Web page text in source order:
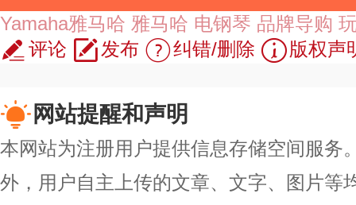
Yamaha雅马哈 雅马哈 电钢琴 品牌导购
评论
发布 纠错/删除 版权声
网站提醒和声明
本网站为注册用户提供信息存储空间服务
外，用户自主上传的文章、文字、图片等